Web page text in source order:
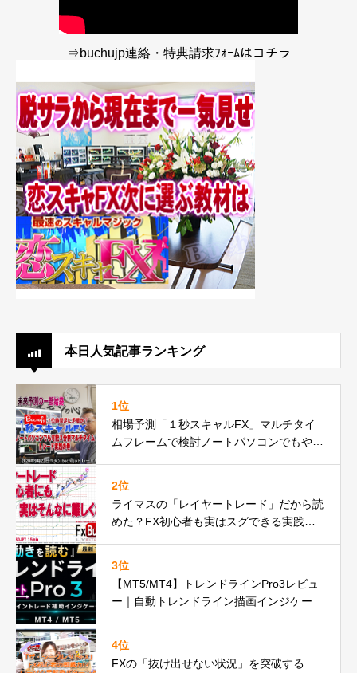
⇒buchujp連絡・特典請求ﾌｫｰﾑはコチラ
本日人気記事ランキング
1位
相場予測「１秒スキャルFX」マルチタイ
ムフレームで検討ノートパソコンでもやれ
2位
ライマスの「レイヤートレード」だから読
めた？FX初心者も実はスグできる実践動
3位
【MT5/MT4】トレンドラインPro3レビュ
ー｜自動トレンドライン描画インジケータ
4位
FXの「抜け出せない状況」を突破する